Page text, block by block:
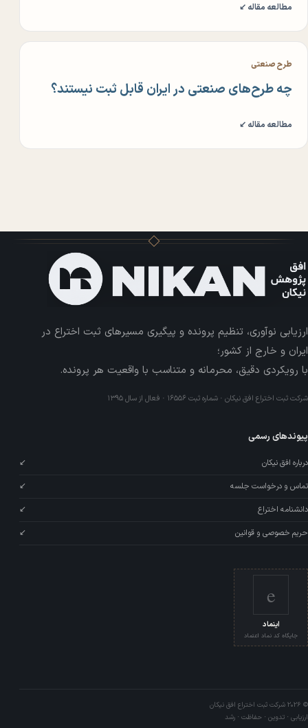
مطالعه مقاله ↙
طرح صنعتی
چه طرح‌های صنعتی در ایران قابل ثبت نیستند؟
مطالعه مقاله ↙
ارزیابی نوآوری، تنظیم پرونده و پیگیری مسیرهای ثبت اختراع در
ایران و خارج از کشور؛
با رویکردی دقیق، محرمانه و متناسب با واقعیت هر پرونده.
شرکت ثبت اختراع افق نیکان · شماره ثبت ۱۶۵۵۶ · فعال از سال ۱۳۹۵
پیوندهای رسمی
درباره افق نیکان
↙
تماس و درخواست جلسه
↙
دانشنامه اختراع
↙
حریم خصوصی و قوانین
↙
e
اینماد
جایگاه کد نماد اعتماد
© 2026 شرکت ثبت اختراع افق نیکان
ارزیابی · تدوین · حفاظت · رشد